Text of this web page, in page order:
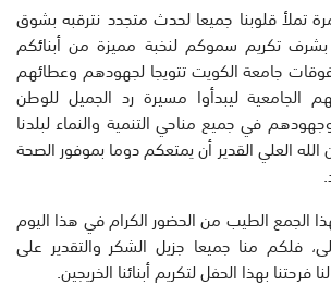
تملأ قلوبنا جميعا لحدث متجدد نترقبه بشوق
تكريم سموكم لنخبة مميزة من أبنائكم
جامعة الكويت تتويجا لجهودهم وعطائهم
الجامعية ليبدأوا مسيرة رد الجميل للوطن
في جميع مناحي التنمية والنماء لبلدنا
الله العلي القدير أن يمتعكم دوما بموفور الصحة
الجمع الطيب من الحضور الكرام في هذا اليوم
فلكم منا جميعا جزيل الشكر والتقدير على
بهذا الحفل لتكريم أبنائنا الخريجين.